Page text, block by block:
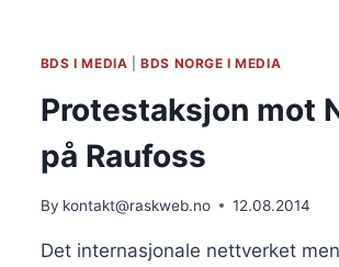
RAUFOSS
BDS I MEDIA |BDS NORGE I MEDIA
Protestaksjon mot
på Raufoss
By kontakt@raskweb.no 12.08.2014
Det internasjonale nettverket